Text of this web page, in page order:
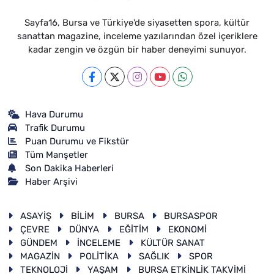
Sayfa16, Bursa ve Türkiye'de siyasetten spora, kültür
sanattan magazine, inceleme yazılarından özel içeriklere
kadar zengin ve özgün bir haber deneyimi sunuyor.
Hava Durumu
Trafik Durumu
Puan Durumu ve Fikstür
Tüm Manşetler
Son Dakika Haberleri
Haber Arşivi
ASAYİŞ BİLİM BURSA
BURSASPOR
ÇEVRE
DÜNYA EĞİTİM
EKONOMİ
GÜNDEM
İNCELEME
KÜLTÜR SANAT
MAGAZİN
POLİTİKA SAĞLIK
SPOR
TEKNOLOJİ
YAŞAM BURSA ETKİNLİK TAKVİMİ